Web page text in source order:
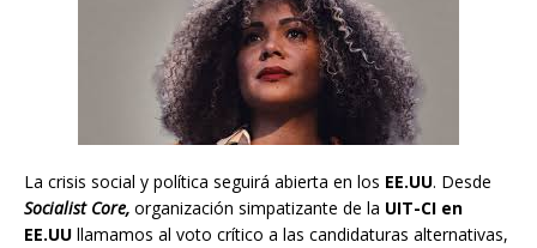
La crisis social y política seguirá abierta en los EE.UU. Desde
Socialist Core, organización simpatizante de la UIT-CI en
EE.UU llamamos al voto crítico a las candidaturas alternativas,